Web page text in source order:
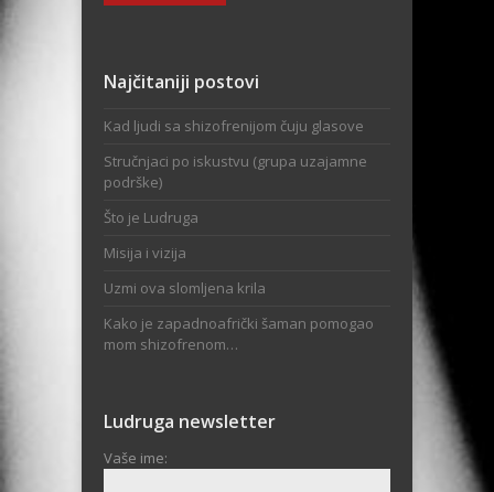
Najčitaniji postovi
Kad ljudi sa shizofrenijom čuju glasove
Stručnjaci po iskustvu (grupa uzajamne
podrške)
Što je Ludruga
Misija i vizija
Uzmi ova slomljena krila
Kako je zapadnoafrički šaman pomogao
mom shizofrenom…
Ludruga newsletter
Vaše ime: